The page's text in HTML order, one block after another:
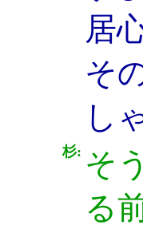
居
そ
し
杉: そ
る